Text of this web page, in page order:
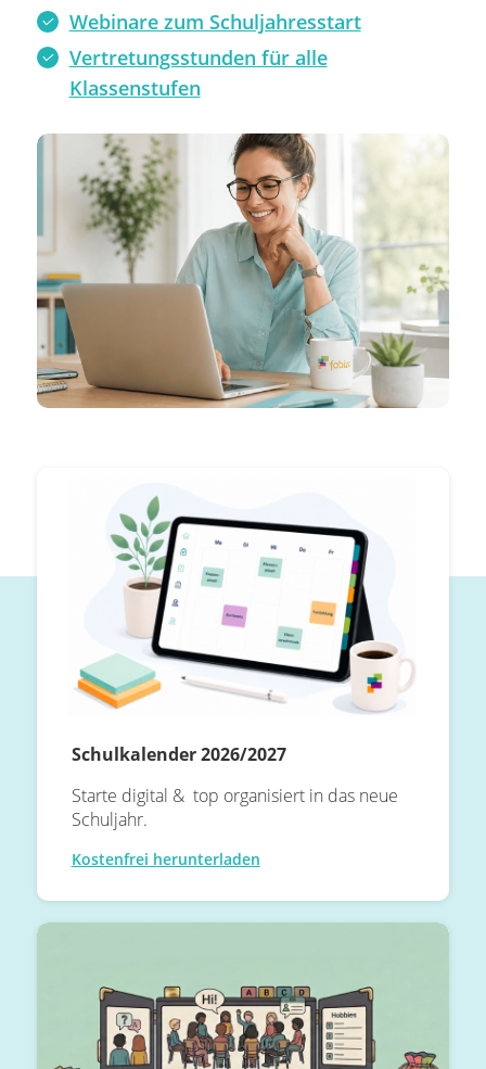
Webinare zum Schuljahresstart
Vertretungsstunden für alle
Klassenstufen
Schulkalender 2026/2027
Starte digital & top organisiert in das neue
Schuljahr.
Kostenfrei herunterladen